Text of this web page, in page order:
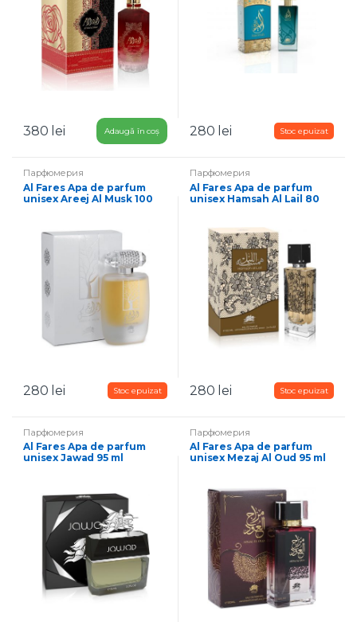
380 lei Adaugă în coș 280 lei
Парфюмерия
Al Fares Apa de parfum
unisex Areej Al Musk 100
280 lei
Парфюмерия
Al Fares Apa de parfum
unisex Hamsah Al Lail 80
280 lei
Парфюмерия
Al Fares Apa de parfum
unisex Jawad 95 ml
Парфюмерия
Al Fares Apa de parfum
unisex Mezaj Al Oud 95 ml